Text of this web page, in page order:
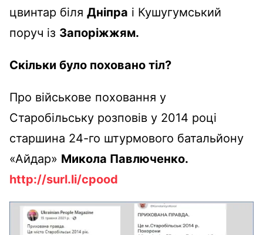
цвинтар біля Дніпра і Кушугумський
поруч із Запоріжжям.
Скільки було поховано тіл?
Про військове поховання у
Старобільську розповів у 2014 році
старшина 24-го штурмового батальйону
«Айдар» Микола Павлюченко.
http://surl.li/cpood